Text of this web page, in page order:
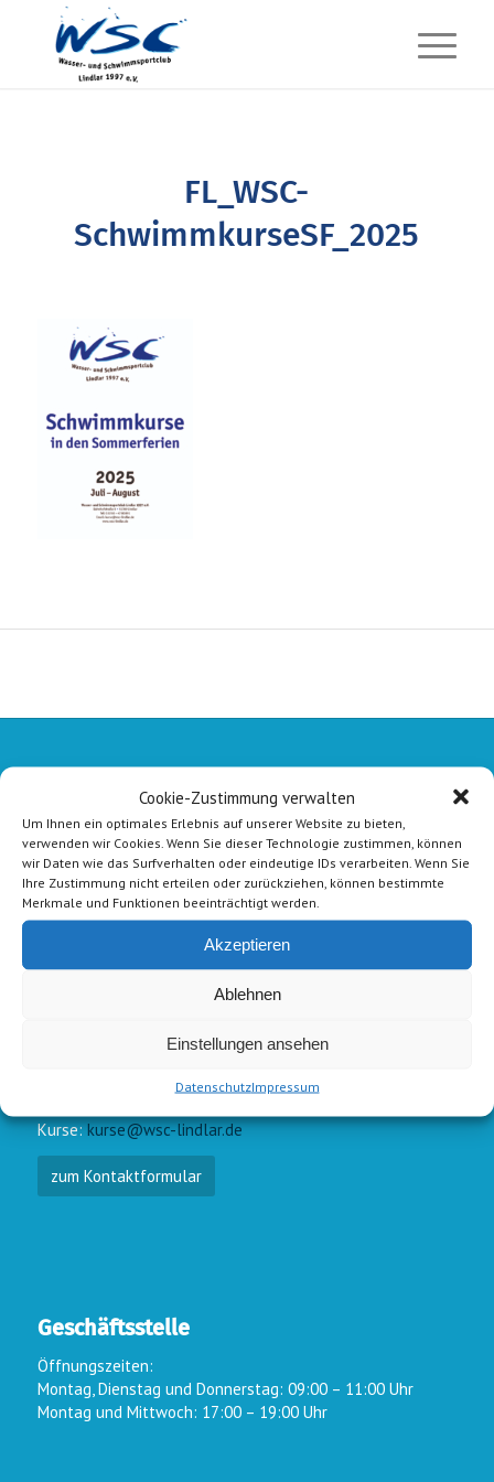
Cookie-Zustimmung verwalten
Um Ihnen ein optimales Erlebnis auf unserer Website zu bieten,
verwenden wir Cookies. Wenn Sie dieser Technologie zustimmen, können
wir Daten wie das Surfverhalten oder eindeutige IDs verarbeiten. Wenn Sie
Ihre Zustimmung nicht erteilen oder zurückziehen, können bestimmte
Merkmale und Funktionen beeinträchtigt werden.
Akzeptieren
Ablehnen
Einstellungen ansehen
DatenschutzImpressum
FL_WSC-
SchwimmkurseSF_2025
E-Mail-Kontakt
info@wsc-lindlar.de
Kurse:kurse@wsc-lindlar.de
zum Kontaktformular
Geschäftsstelle
Öffnungszeiten:
Montag, Dienstag und Donnerstag: 09:00 – 11:00 Uhr
Montag und Mittwoch: 17:00 – 19:00 Uhr